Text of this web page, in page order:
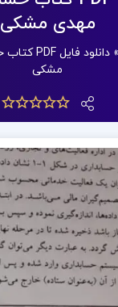
مهدی مشکی
»
مشکی